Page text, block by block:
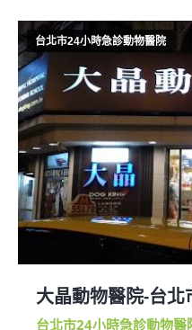
台北市24小時急診動物醫院
大晶動物醫院-台北
台北市24小時急診動物醫